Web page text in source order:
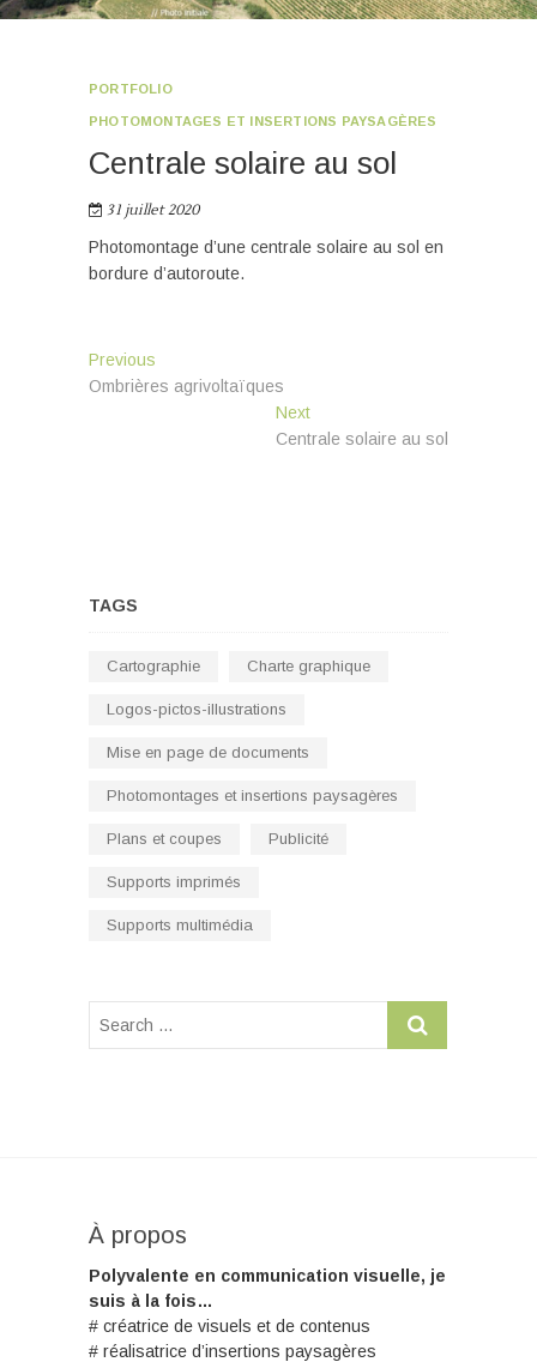
PORTFOLIO
PHOTOMONTAGES ET INSERTIONS PAYSAGÈRES
Centrale solaire au sol
31 juillet 2020
Photomontage d’une centrale solaire au sol en
bordure d’autoroute.
Navigation
de
Previous
post:
Ombrières agrivoltaïques
NextNext
post:
Centrale solaire au sol
TAGS
Cartographie Charte graphique
Logos-pictos-illustrations
Mise en page de documents
Photomontages et insertions paysagères
Plans et coupes Publicité
Supports imprimés
Supports multimédia
À propos
Polyvalente en communication visuelle, je
suis à la fois…
# créatrice de visuels et de contenus
# réalisatrice d’insertions paysagères